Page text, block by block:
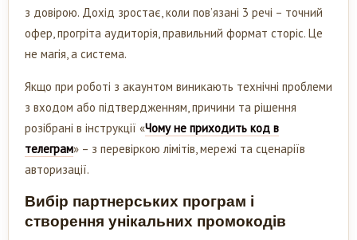
з довірою. Дохід зростає, коли пов’язані 3 речі – точний
офер, прогріта аудиторія, правильний формат сторіс. Це
не магія, а система.
Якщо при роботі з акаунтом виникають технічні проблеми
з входом або підтвердженням, причини та рішення
розібрані в інструкції «Чому не приходить код в
телеграм» – з перевіркою лімітів, мережі та сценаріїв
авторизації.
Вибір партнерських програм і
створення унікальних промокодів